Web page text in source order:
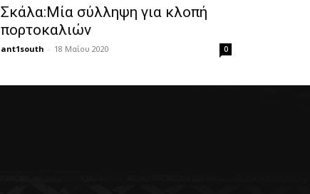
Σκάλα:Μία σύλληψη για κλοπή
πορτοκαλιών
ant1south - 18 Μαΐου 2020 0